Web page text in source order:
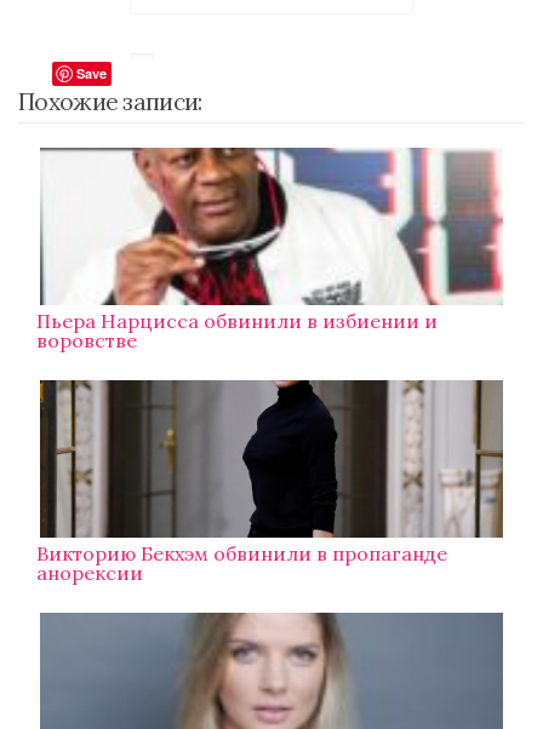
Похожие записи:
Пьера Нарцисса обвинили в избиении и
воровстве
Викторию Бекхэм обвинили в пропаганде
анорексии
Save